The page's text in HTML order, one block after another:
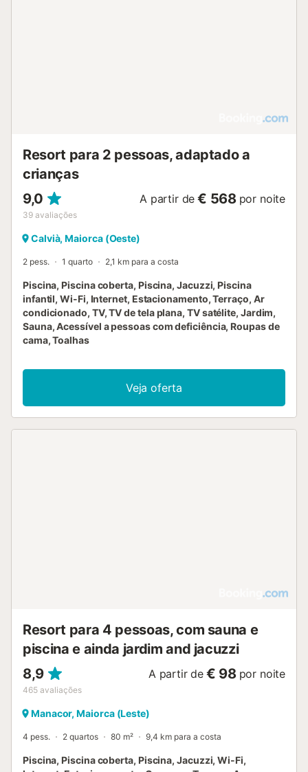
Resort para 2 pessoas, adaptado a
crianças
9,0
39 avaliações
A partir de € 568 por noite
Calvià, Maiorca (Oeste)
2 pess. 1 quarto 2,1 km para a costa
Piscina, Piscina coberta, Piscina, Jacuzzi, Piscina
infantil, Wi-Fi, Internet, Estacionamento, Terraço, Ar
condicionado, TV, TV de tela plana, TV satélite, Jardim,
Sauna, Acessível a pessoas com deficiência, Roupas de
cama, Toalhas
Veja oferta
Resort para 4 pessoas, com sauna e
piscina e ainda jardim and jacuzzi
8,9
465 avaliações
A partir de € 98 por noite
Manacor, Maiorca (Leste)
4 pess. 2 quartos 80 m² 9,4 km para a costa
Piscina, Piscina coberta, Piscina, Jacuzzi, Wi-Fi,